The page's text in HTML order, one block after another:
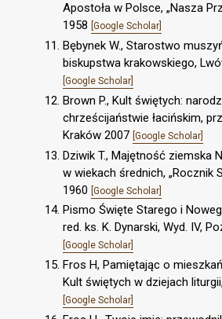
Apostoła w Polsce, „Nasza
1958 [Google Scholar]
Bębynek W., Starostwo
biskupstwa krakowskiego,
[Google Scholar]
Brown P., Kult świętych:
chrześcijaństwie łacińskim,
Kraków 2007 [Google Scholar]
Dziwik T., Majętność ziemska
w wiekach średnich, „Rocznik
1960 [Google Scholar]
Pismo Święte Starego i
red. ks. K. Dynarski, Wyd. IV,
[Google Scholar]
Fros H, Pamiętając o
Kult świętych w dziejach
[Google Scholar]